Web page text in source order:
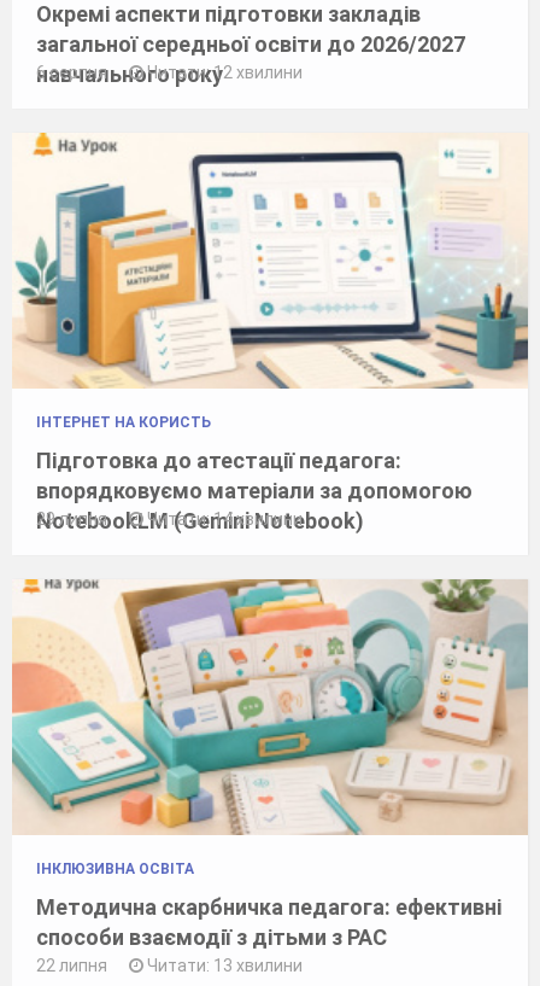
Окремі аспекти підготовки закладів
загальної середньої освіти до 2026/2027
навчального року
6 серпня Читати: 12 хвилини
ІНТЕРНЕТ НА КОРИСТЬ
Підготовка до атестації педагога:
впорядковуємо матеріали за допомогою
NotebookLM (Gemini Notebook)
29 липня Читати: 14 хвилини
ІНКЛЮЗИВНА ОСВІТА
Методична скарбничка педагога: ефективні
способи взаємодії з дітьми з РАС
22 липня Читати: 13 хвилини